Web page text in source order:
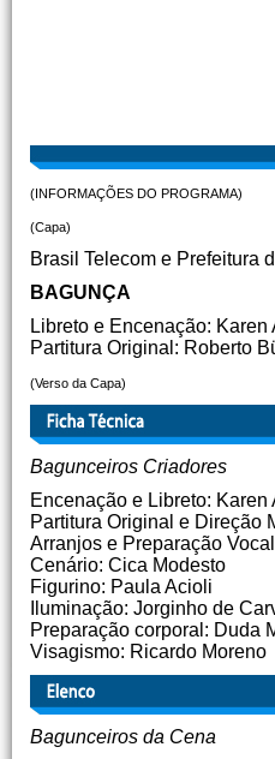
(INFORMAÇÕES DO PROGRAMA)
(Capa)
Brasil Telecom e Prefeitura
BAGUNÇA
Libreto e Encenação: Karen
Partitura Original: Roberto
(Verso da Capa)
Bagunceiros Criadores
Encenação e Libreto: Karen
Partitura Original e Direção
Arranjos e Preparação
Cenário: Cica Modesto
Figurino: Paula Acioli
Iluminação: Jorginho de
Preparação corporal: Duda
Visagismo: Ricardo Moreno
Bagunceiros da Cena